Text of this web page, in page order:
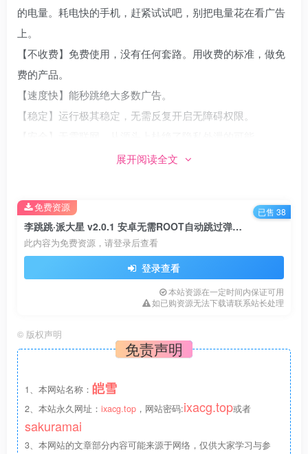
的电量。耗电快的手机，赶紧试试吧，别把电量花在看广告
上。
【不收费】免费使用，没有任何套路。用收费的标准，做免
费的产品。
【速度快】能秒跳绝大多数广告。
【稳定】运行极其稳定，无需反复开启无障碍权限。
【极简】极简设计，傻瓜式操作，懒癌专属。
这是目前我最满意的一个版本，如果我不是开发者我都会感
叹：这真的是我不用花钱就能用的App吗Image。所以无论现
在你是哪个版本的李跳跳，请务必要更新啊喂。如果你的亲
朋好友也在用李跳跳，也要跑着告诉他们更新哈。
2.新增失效提醒。
3.新增导入导出规则。
4.新增规则生成器。
5.新增微信自动勾选原图。
展开阅读全文
李跳跳·派大星 v2.0.1 安卓无需ROOT自动跳过弹窗广告
此内容为免费资源，请登录后查看
登录查看
本站资源在一定时间内保证可用
如已购资源无法下载请联系站长处理
免费资源 已售 38
© 版权声明
免责声明
1、本网站名称： 皑雪
2、本站永久网址： ixacg.top ，网站密码:ixacg.top或者
sakuramai
3、本网站的文章部分内容可能来源于网络，仅供大家学习与参